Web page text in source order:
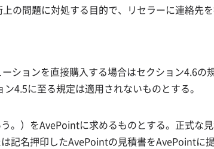
の問題に対処する目的で、リセラーに連絡先を
ションを直接購入する場合はセクション4.6
4.5に至る規定は適用されないものとする。
。）をAvePointに求めるものとする。正式
記名押印したAvePointの見積書をAvePointに